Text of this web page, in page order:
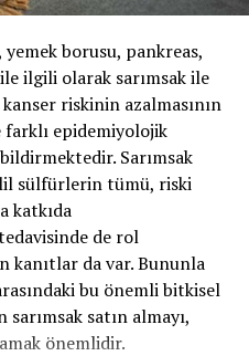
yemek borusu, pankreas,
ilgili olarak sarımsak ile
riskinin azalmasının
epidemiyolojik
Sarımsak
sülfürlerin tümü, riski
katkıda
de rol
kanıtlar da var. Bununla
bu önemli bitkisel
satın almayı,
önemlidir.